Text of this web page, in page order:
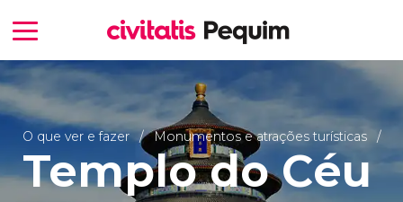
O que ver e fazer Monumentos e atrações turísticas
Templo do Céu